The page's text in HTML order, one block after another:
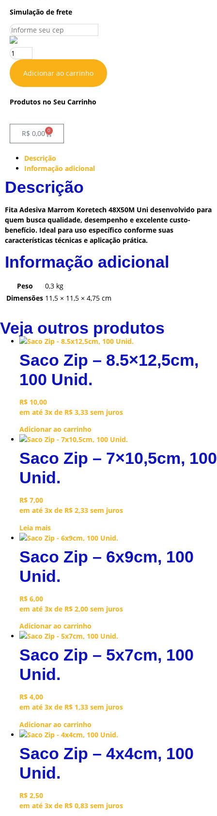
Simulação de frete
Adicionar ao carrinho
Produtos no Seu Carrinho
R$ 0,00 0
Descrição
Informação adicional
Descrição
Fita Adesiva Marrom Koretech 48X50M Uni desenvolvido para
quem busca qualidade, desempenho e excelente custo-
benefício. Ideal para uso específico conforme suas
características técnicas e aplicação prática.
Informação adicional
Peso
0,3 kg
Dimensões 11,5 × 11,5 × 4,75 cm
Veja outros produtos
Saco Zip – 8.5×12,5cm,
100 Unid.
R$ 10,00
em até 3x de R$ 3,33 sem juros
Adicionar ao carrinho
Saco Zip – 7×10,5cm, 100
Unid.
R$ 7,00
em até 3x de R$ 2,33 sem juros
Leia mais
Saco Zip – 6x9cm, 100
Unid.
R$ 6,00
em até 3x de R$ 2,00 sem juros
Adicionar ao carrinho
Saco Zip – 5x7cm, 100
Unid.
R$ 4,00
em até 3x de R$ 1,33 sem juros
Adicionar ao carrinho
Saco Zip – 4x4cm, 100
Unid.
R$ 2,50
em até 3x de R$ 0,83 sem juros